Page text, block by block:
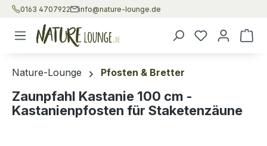
Zum Hauptinhalt springen
0163 4707922 info@nature-lounge.de
Nature-Lounge Pfosten & Bretter
Zaunpfahl Kastanie 100 cm -
Kastanienpfosten für Staketenzäune